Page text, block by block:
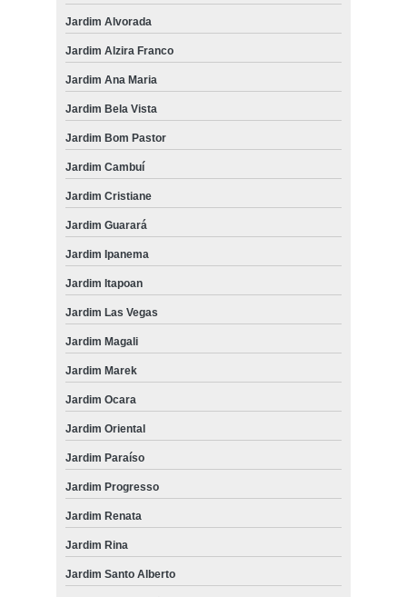
Jardim Alvorada
Jardim Alzira Franco
Jardim Ana Maria
Jardim Bela Vista
Jardim Bom Pastor
Jardim Cambuí
Jardim Cristiane
Jardim Guarará
Jardim Ipanema
Jardim Itapoan
Jardim Las Vegas
Jardim Magali
Jardim Marek
Jardim Ocara
Jardim Oriental
Jardim Paraíso
Jardim Progresso
Jardim Renata
Jardim Rina
Jardim Santo Alberto